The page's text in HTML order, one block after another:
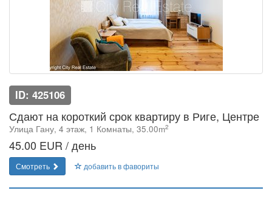
ID: 425106
Сдают на короткий срок квартиру в Риге, Центре
Улица Гану, 4 этаж, 1 Комнаты, 35.00m2
45.00 EUR / день
Смотреть добавить в фавориты